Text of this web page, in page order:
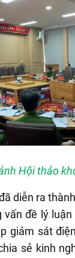
Hội thảo
diễn ra
vấn đề lý
giám sát
sẻ kinh